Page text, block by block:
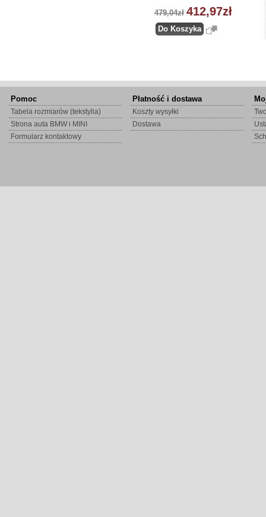
479,04zł 412,97zł
Pomoc
Tabela rozmiarów (tekstylia)
Strona auta BMW i MINI
Formularz kontaktowy
Płatność i dostawa
Koszty wysyłki
Dostawa